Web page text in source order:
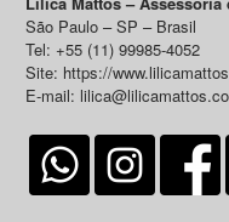
São Paulo – SP – Brasil
Tel: +55 (11) 99985-4052
Site: https://
E-mail: